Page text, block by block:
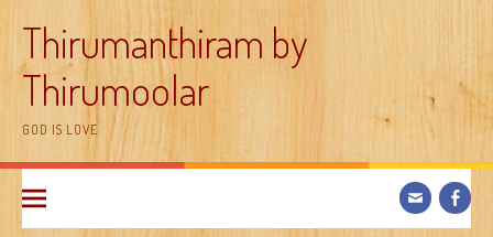
contentThirumanthiram by
Thirumoolar
GOD IS LOVE